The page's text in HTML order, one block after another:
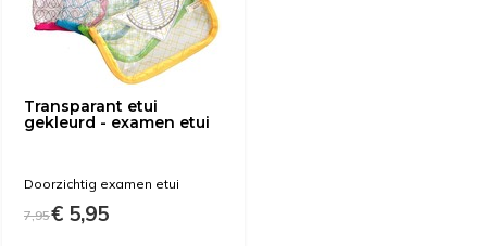
Transparant etui
gekleurd - examen etui
Doorzichtig examen etui
7,95€ 5,95